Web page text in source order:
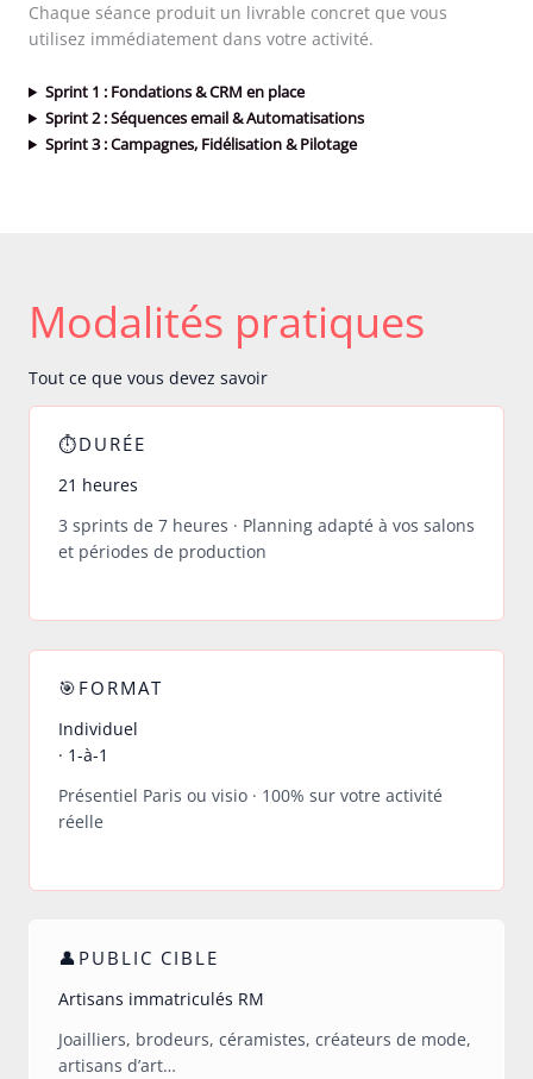
Chaque séance produit un livrable concret que vous
utilisez immédiatement dans votre activité.
Sprint 1 : Fondations & CRM en place
Sprint 2 : Séquences email & Automatisations
Sprint 3 : Campagnes, Fidélisation & Pilotage
Modalités pratiques
Tout ce que vous devez savoir
⏱DURÉE
21 heures
3 sprints de 7 heures · Planning adapté à vos salons
et périodes de production
🎯FORMAT
Individuel
· 1-à-1
Présentiel Paris ou visio · 100% sur votre activité
réelle
👤PUBLIC CIBLE
Artisans immatriculés RM
Joailliers, brodeurs, céramistes, créateurs de mode,
artisans d’art…